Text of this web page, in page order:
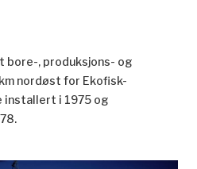
bore-, produksjons- og
nordøst for Ekofisk-
i 1975 og